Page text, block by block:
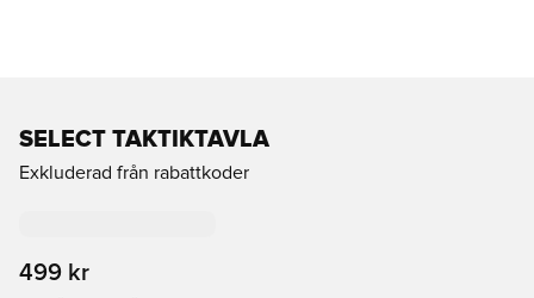
SELECT TAKTIKTAVLA
Exkluderad från rabattkoder
499 kr